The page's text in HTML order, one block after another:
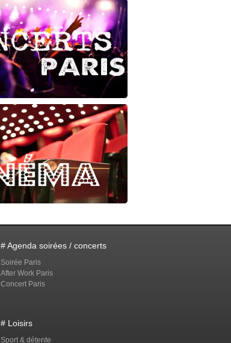
# Agenda soirées / concerts
Soirée Paris
After Work Paris
Concert Paris
# Loisirs
Sport & détente